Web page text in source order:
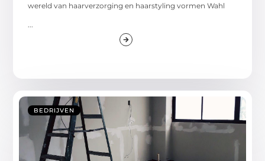
wereld van haarverzorging en haarstyling vormen Wahl
BEDRIJVEN